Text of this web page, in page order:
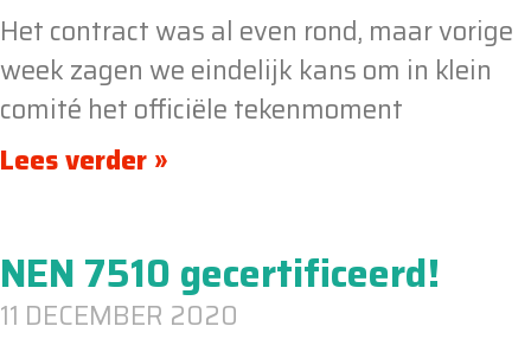
Het contract was al even rond, maar vorige
week zagen we eindelijk kans om in klein
comité het officiële tekenmoment
Lees verder »
NEN 7510 gecertificeerd!
11 DECEMBER 2020